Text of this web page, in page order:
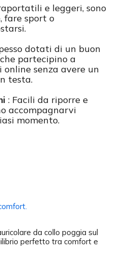
e leggeri, sono
fare sport o
dotati di un buon
partecipino a
senza avere un
testa.
: Facili da riporre e
accompagnarvi
momento.
da collo poggia sul
perfetto tra comfort e